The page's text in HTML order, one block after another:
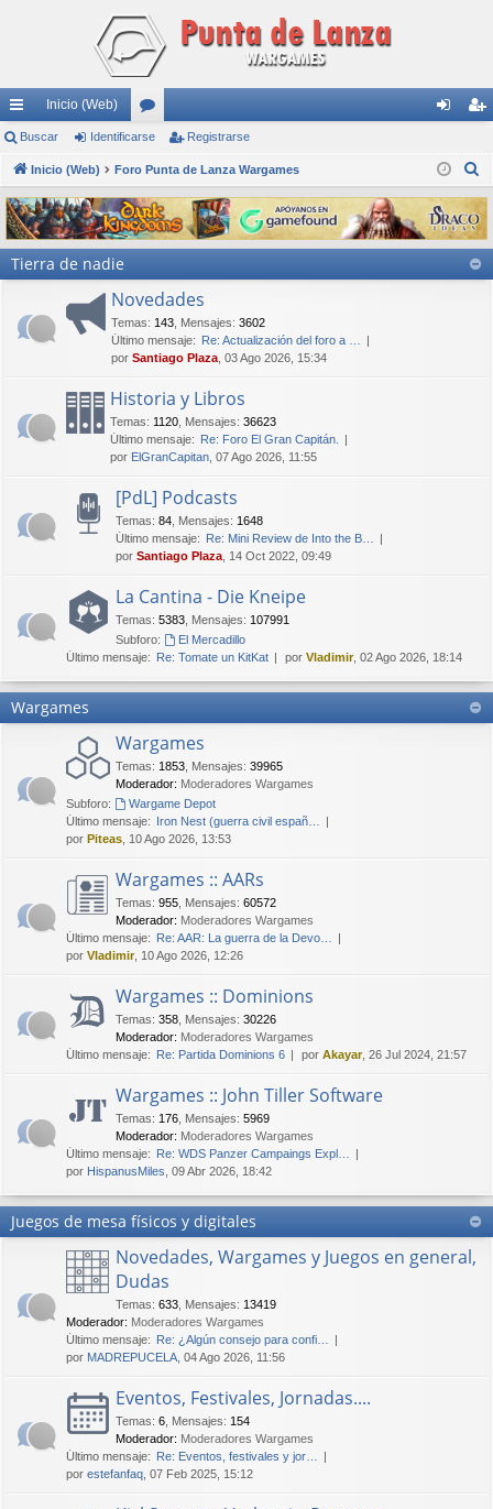
nl
ac
es
rá
pi
Inicio (Web)
or
os nti
fic
ar
ist
ra
rs
e
Buscar Identificarse Registrarse
Inicio (Web) Foro Punta de Lanza Wargames
s
c
Tierra de nadie
Novedades
Temas: 143 Mensajes: 3602
Último mensaje: Re: Actualización del foro a …
por Santiago Plaza , 03 Ago 2026, 15:34
Historia y Libros
Temas: 1120 Mensajes: 36623
Último mensaje: Re: Foro El Gran Capitán.
por ElGranCapitan , 07 Ago 2026, 11:55
[PdL] Podcasts
Temas: 84 Mensajes: 1648
Último mensaje: Re: Mini Review de Into the B…
por Santiago Plaza , 14 Oct 2022, 09:49
La Cantina - Die Kneipe
Temas: 5383 Mensajes: 107991
Subforo:
El Mercadillo
Último mensaje: Re: Tomate un KitKat por Vladimir, 02 Ago 2026, 18:14
Wargames
Wargames
Temas: 1853 Mensajes: 39965
Moderador: Moderadores Wargames
Subforo:
Wargame Depot
Último mensaje: Iron Nest (guerra civil españ…
por Piteas , 10 Ago 2026, 13:53
Wargames :: AARs
Temas: 955 Mensajes: 60572
Moderador: Moderadores Wargames
Último mensaje: Re: AAR: La guerra de la Devo…
por Vladimir, 10 Ago 2026, 12:26
Wargames :: Dominions
Temas: 358 Mensajes: 30226
Moderador: Moderadores Wargames
Último mensaje: Re: Partida Dominions 6 por Akayar, 26 Jul 2024, 21:57
Wargames :: John Tiller Software
Temas: 176 Mensajes: 5969
Moderador: Moderadores Wargames
Último mensaje: Re: WDS Panzer Campaings Expl…
por HispanusMiles , 09 Abr 2026, 18:42
Juegos de mesa físicos y digitales
Novedades, Wargames y Juegos en general,
Dudas
Temas: 633 Mensajes: 13419
Moderador: Moderadores Wargames
Último mensaje: Re: ¿Algún consejo para confi…
por MADREPUCELA , 04 Ago 2026, 11:56
Eventos, Festivales, Jornadas....
Temas: 6 Mensajes: 154
Moderador: Moderadores Wargames
Último mensaje: Re: Eventos, festivales y jor…
por estefanfaq , 07 Feb 2025, 15:12